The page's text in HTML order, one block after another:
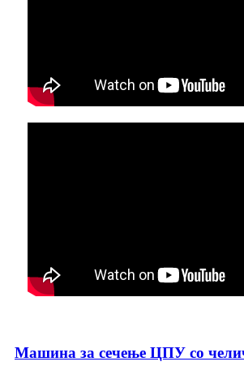
Машина за сечење ЦПУ со